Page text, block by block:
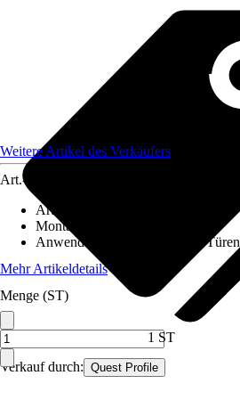
Verkauf durch: Quest Profile
Weitere Artikel des Verkäufers
Art.-Nr.
Artikeltyp
Montageart
Anwendungsbereich
Fenster, Türen
Mehr Artikeldetails
Menge (ST)
1 ST